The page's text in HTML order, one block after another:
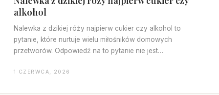
alkohol
Nalewka z dzikiej róży najpierw cukier czy alkohol to
pytanie, które nurtuje wielu miłośników domowych
przetworów. Odpowiedź na to pytanie nie jest…
1 CZERWCA, 2026